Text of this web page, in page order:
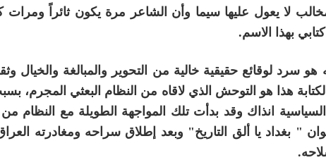
لا يعول عليها سيما وأن الشاعر مرة يكون ثائراً ومرات
بهذا الاسم.
هو سرد لوقائع حقيقية خالية من التحوير والمبالغة والخيال
هذا هو التوحش الذي لاقاه من النظام البعثي المجرم،
انذاك وقد بدأت تلك المواجهة الطويلة مع النظام
" بغداد يا ألق التاريخ" وبعد إطلاق سراحه ومغادرته